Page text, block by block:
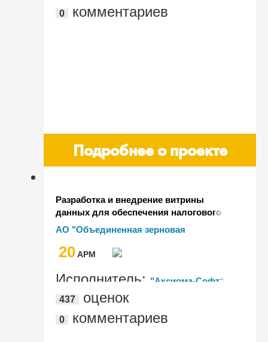
0 комментариев
Подробнее о проекте
Разработка и внедрение витрины
данных для обеспечения налогового
контроля АО "ОЗК" в форме
налогового мониторинга
АО "Объединенная зерновая
20AРМ
Исполнитель: "Аксиома-Софт"
437
оценок
0 комментариев